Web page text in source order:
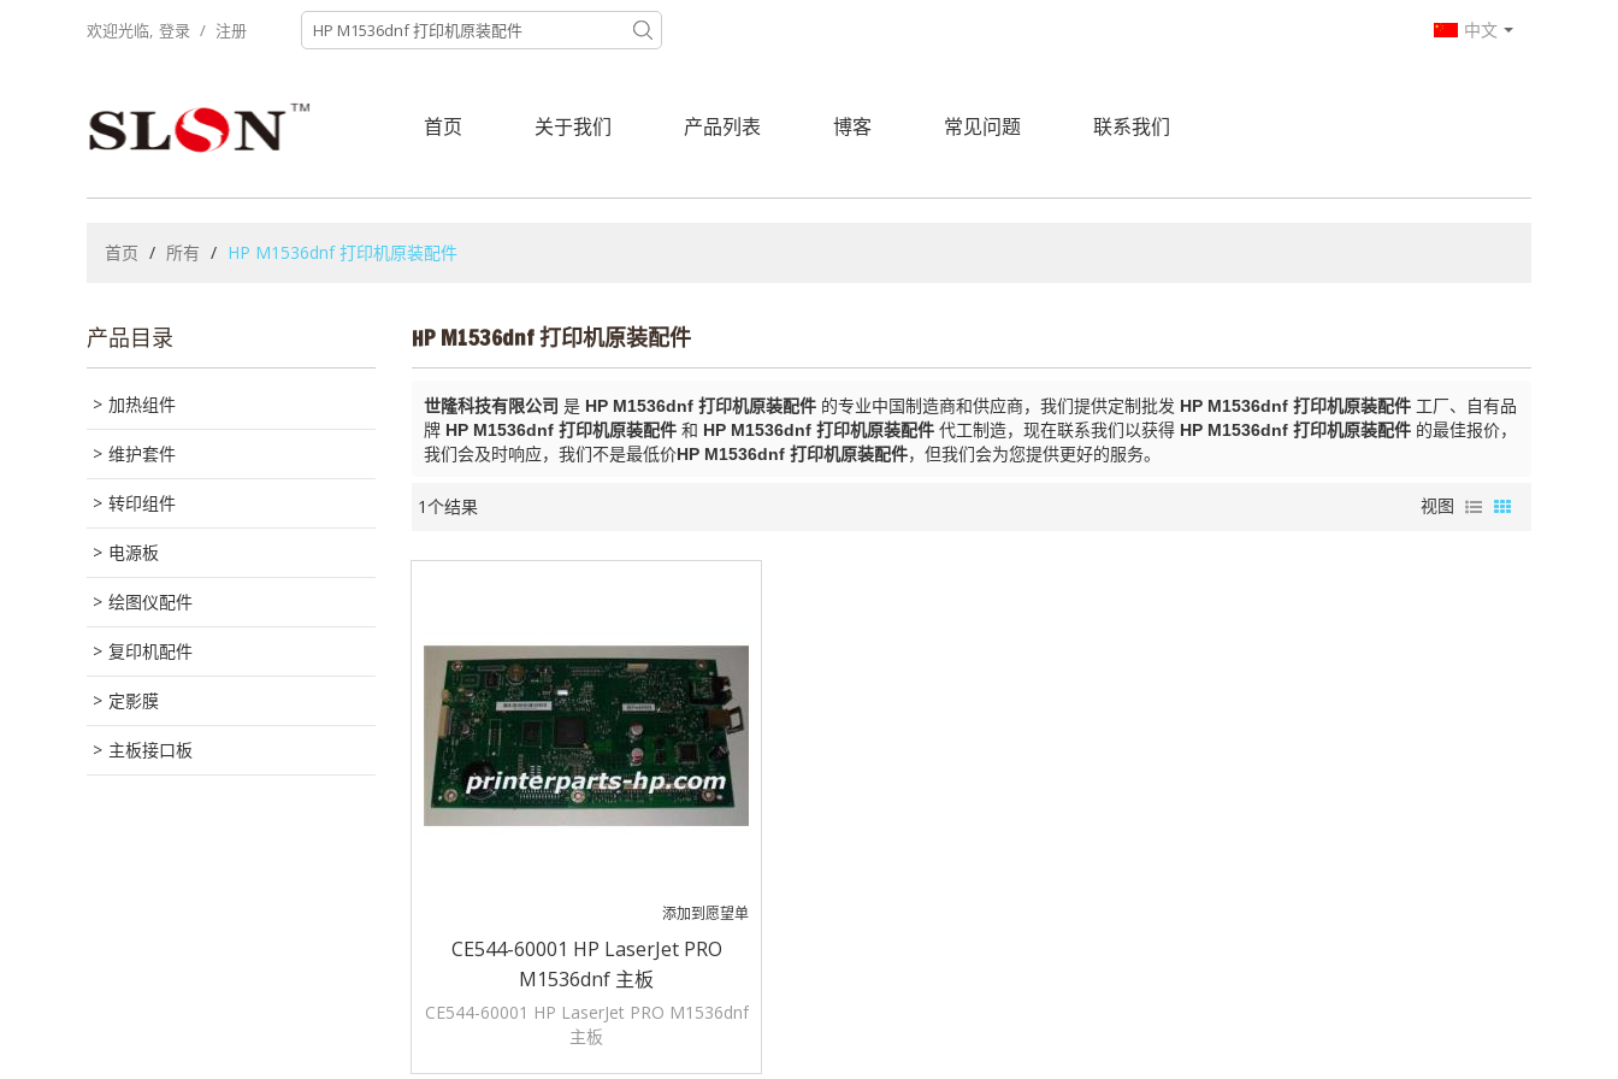
欢迎光临, 登录 / 注册 中文
首页 关于我们 产品列表 博客 常见问题 联系我们
首页 / 所有 / HP M1536dnf 打印机原装配件
产品目录
加热组件
维护套件
转印组件
电源板
绘图仪配件
复印机配件
定影膜
主板接口板
HP M1536dnf 打印机原装配件
世隆科技有限公司 是 HP M1536dnf 打印机原装配件 的专业中国制造商和供应商，我们提供定制批发 HP M1536dnf 打印机原装配件 工厂、自有品
牌 HP M1536dnf 打印机原装配件 和 HP M1536dnf 打印机原装配件 代工制造，现在联系我们以获得 HP M1536dnf 打印机原装配件 的最佳报价，
我们会及时响应，我们不是最低价HP M1536dnf 打印机原装配件，但我们会为您提供更好的服务。
1个结果 视图
添加到愿望单
CE544-60001 HP LaserJet PRO
M1536dnf 主板
CE544-60001 HP LaserJet PRO M1536dnf
主板